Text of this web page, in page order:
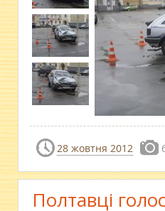
28 жовтня 2012
Полтавці